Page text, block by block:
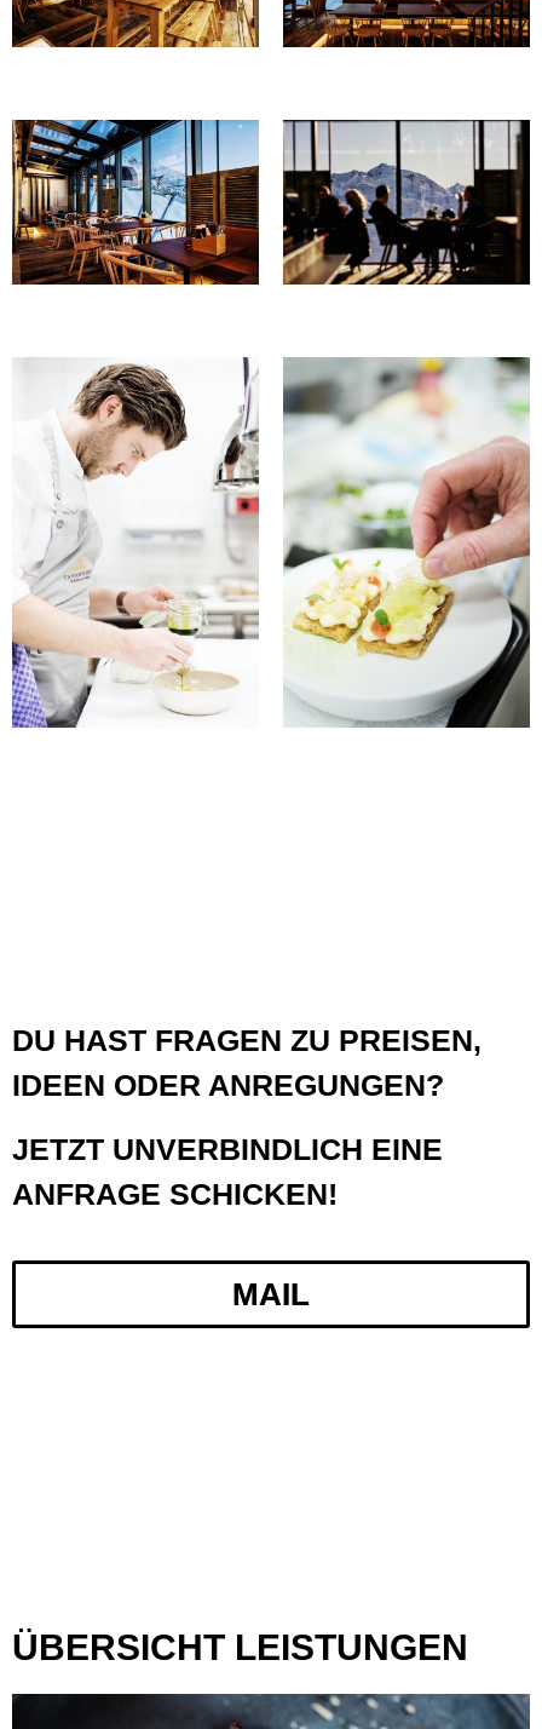
DU HAST FRAGEN ZU PREISEN,
IDEEN ODER ANREGUNGEN?
JETZT UNVERBINDLICH EINE
ANFRAGE SCHICKEN!
MAIL
ÜBERSICHT LEISTUNGEN